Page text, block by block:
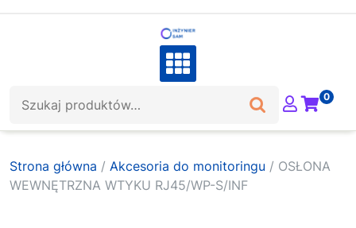
0
Strona główna / Akcesoria do monitoringu / OSŁONA
WEWNĘTRZNA WTYKU RJ45/WP-S/INF